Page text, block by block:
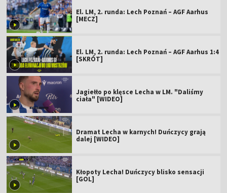
El. LM, 2. runda: Lech Poznań – AGF Aarhus
[MECZ]
El. LM, 2. runda: Lech Poznań – AGF Aarhus 1:4
[SKRÓT]
Jagiełło po klęsce Lecha w LM. "Daliśmy
ciała" [WIDEO]
Dramat Lecha w karnych! Duńczycy grają
dalej [WIDEO]
Kłopoty Lecha! Duńczycy blisko sensacji
[GOL]